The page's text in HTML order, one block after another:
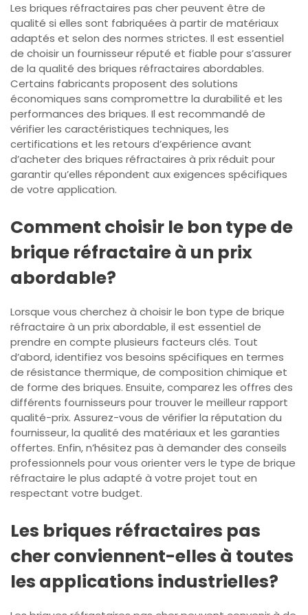
Les briques réfractaires pas cher peuvent être de
qualité si elles sont fabriquées à partir de matériaux
adaptés et selon des normes strictes. Il est essentiel
de choisir un fournisseur réputé et fiable pour s’assurer
de la qualité des briques réfractaires abordables.
Certains fabricants proposent des solutions
économiques sans compromettre la durabilité et les
performances des briques. Il est recommandé de
vérifier les caractéristiques techniques, les
certifications et les retours d’expérience avant
d’acheter des briques réfractaires à prix réduit pour
garantir qu’elles répondent aux exigences spécifiques
de votre application.
Comment choisir le bon type de
brique réfractaire à un prix
abordable?
Lorsque vous cherchez à choisir le bon type de brique
réfractaire à un prix abordable, il est essentiel de
prendre en compte plusieurs facteurs clés. Tout
d’abord, identifiez vos besoins spécifiques en termes
de résistance thermique, de composition chimique et
de forme des briques. Ensuite, comparez les offres des
différents fournisseurs pour trouver le meilleur rapport
qualité-prix. Assurez-vous de vérifier la réputation du
fournisseur, la qualité des matériaux et les garanties
offertes. Enfin, n’hésitez pas à demander des conseils
professionnels pour vous orienter vers le type de brique
réfractaire le plus adapté à votre projet tout en
respectant votre budget.
Les briques réfractaires pas
cher conviennent-elles à toutes
les applications industrielles?